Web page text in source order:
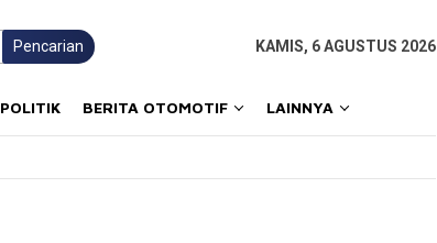
Pencarian KAMIS, 6 AGUSTUS 2026
POLITIK BERITA OTOMOTIF LAINNYA